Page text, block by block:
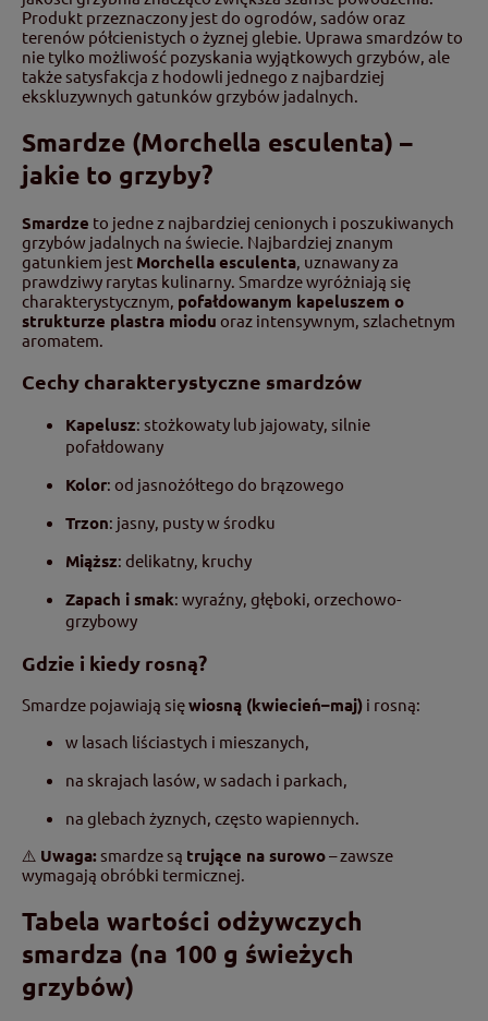
Produkt przeznaczony jest do ogrodów, sadów oraz
terenów półcienistych o żyznej glebie. Uprawa smardzów to
nie tylko możliwość pozyskania wyjątkowych grzybów, ale
także satysfakcja z hodowli jednego z najbardziej
ekskluzywnych gatunków grzybów jadalnych.
Smardze (Morchella esculenta) –
jakie to grzyby?
Smardze to jedne z najbardziej cenionych i poszukiwanych
grzybów jadalnych na świecie. Najbardziej znanym
gatunkiem jest Morchella esculenta , uznawany za
prawdziwy rarytas kulinarny. Smardze wyróżniają się
charakterystycznym, pofałdowanym kapeluszem o
strukturze plastra miodu oraz intensywnym, szlachetnym
aromatem.
Cechy charakterystyczne smardzów
Kapelusz: stożkowaty lub jajowaty, silnie
pofałdowany
Kolor: od jasnożółtego do brązowego
Trzon: jasny, pusty w środku
Miąższ: delikatny, kruchy
Zapach i smak: wyraźny, głęboki, orzechowo-
grzybowy
Gdzie i kiedy rosną?
Smardze pojawiają sięwiosną (kwiecień–maj) i rosną:
w lasach liściastych i mieszanych,
na skrajach lasów, w sadach i parkach,
na glebach żyznych, często wapiennych.
⚠️ Uwaga: smardze są trujące na surowo– zawsze
wymagają obróbki termicznej.
Tabela wartości odżywczych
smardza (na 100 g świeżych
grzybów)